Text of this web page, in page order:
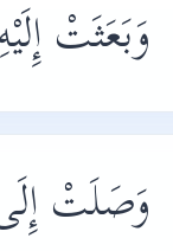
وَبَعَثَتْ
وَصَلَتْ